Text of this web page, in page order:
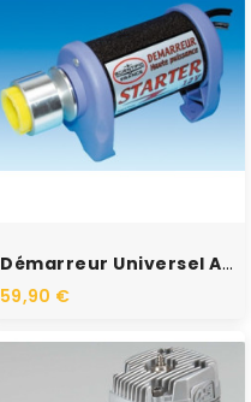
Démarreur Universel Avion 12v
59,90 €